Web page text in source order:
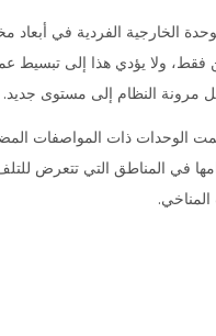
الخارجية الفردية في أبعاد
فقط، ولا يؤدي هذا إلى تبسيط
مرونة النظام إلى مستوى جديد.
الوحدات ذات المواصفات
في المناطق التي تتعرض للتلف
المناخي.